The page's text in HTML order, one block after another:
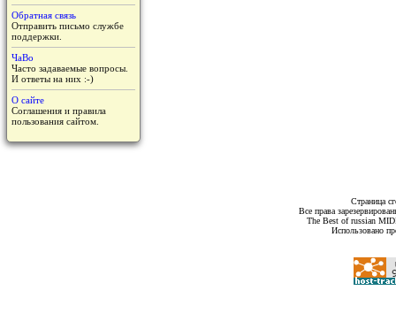
Обратная связь
Отправить письмо службе
поддержки.
ЧаВо
Часто задаваемые вопросы.
И ответы на них :-)
О сайте
Соглашения и правила
пользования сайтом.
Страница
Все права
The Best of russian
Использовано